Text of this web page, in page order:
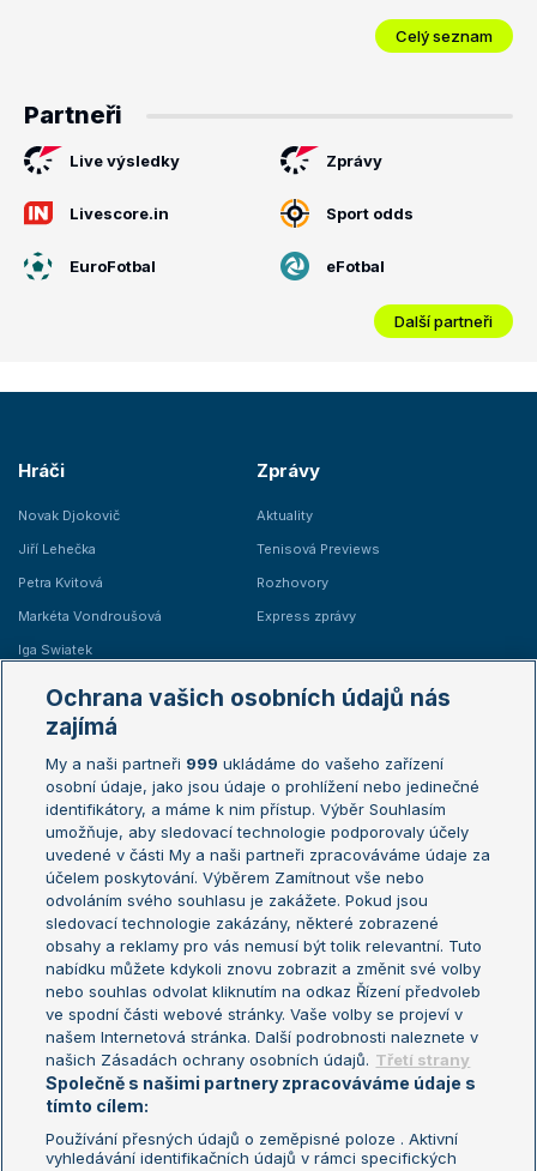
Celý seznam
Partneři
Live výsledky Zprávy
Livescore.in Sport odds
EuroFotbal eFotbal
Další partneři
Hráči
Novak Djokovič
Jiří Lehečka
Petra Kvitová
Markéta Vondroušová
Iga Swiatek
Zprávy
Aktuality
Tenisová Previews
Rozhovory
Express zprávy
Žebříčky
Žebříček ATP (muži)
Žebříček WTA (ženy)
Sázkařský žebříček
Australian Open
French Open
Wimbledon
US Open
Turnaj mistrů
Turnaj mistryň
Aktualní trendy
Fotbalové přestupy
Livesport Daily
LS Prague Open
Ochrana vašich osobních údajů nás
zajímá
My a naši partneři 999 ukládáme do vašeho zařízení
osobní údaje, jako jsou údaje o prohlížení nebo jedinečné
identifikátory, a máme k nim přístup. Výběr Souhlasím
umožňuje, aby sledovací technologie podporovaly účely
uvedené v části My a naši partneři zpracováváme údaje za
účelem poskytování. Výběrem Zamítnout vše nebo
odvoláním svého souhlasu je zakážete. Pokud jsou
sledovací technologie zakázány, některé zobrazené
obsahy a reklamy pro vás nemusí být tolik relevantní. Tuto
nabídku můžete kdykoli znovu zobrazit a změnit své volby
nebo souhlas odvolat kliknutím na odkaz Řízení předvoleb
ve spodní části webové stránky. Vaše volby se projeví v
našem Internetová stránka. Další podrobnosti naleznete v
našich Zásadách ochrany osobních údajů. Třetí strany
Společně s našimi partnery zpracováváme údaje s
tímto cílem:
Používání přesných údajů o zeměpisné poloze . Aktivní
vyhledávání identifikačních údajů v rámci specifických